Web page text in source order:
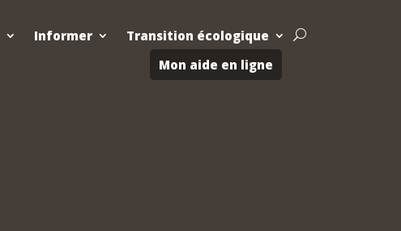
Informer
Transition écologique
Mon aide en ligne
U